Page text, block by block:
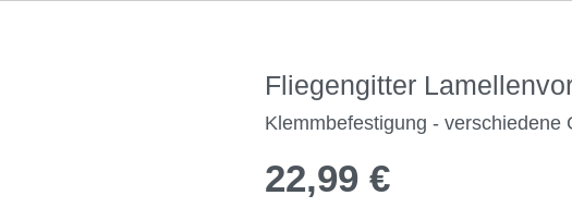
Fliegengitter
Klemmbefestigung - verschiedene
22,99 €